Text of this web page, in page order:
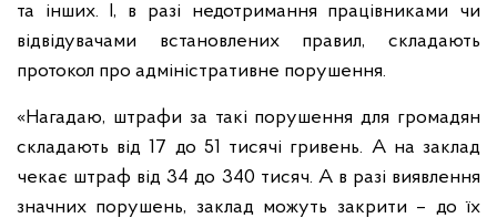
та інших. І, в разі недотримання працівниками чи
відвідувачами встановлених правил, складають
протокол про адміністративне порушення.
«Нагадаю, штрафи за такі порушення для громадян
складають від 17 до 51 тисячі гривень. А на заклад
чекає штраф від 34 до 340 тисяч. А в разі виявлення
значних порушень, заклад можуть закрити – до їх